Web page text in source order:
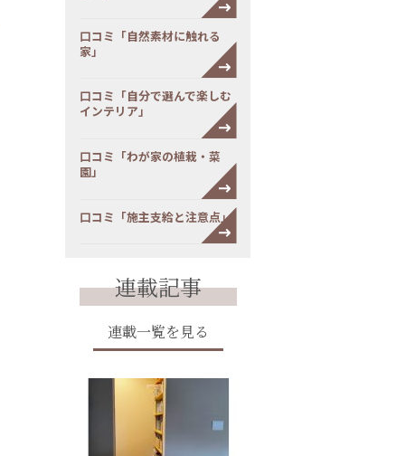
口コミ「自然素材に触れる
家」
口コミ「自分で選んで楽しむ
インテリア」
口コミ「わが家の植栽・菜
園」
口コミ「施主支給と注意点」
連載記事
連載一覧を見る